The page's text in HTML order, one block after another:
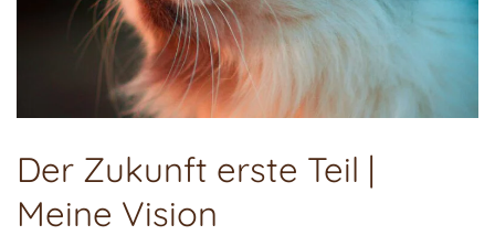
Der Zukunft erste Teil |
Meine Vision